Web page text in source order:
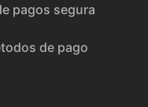
pagos segura
de pago